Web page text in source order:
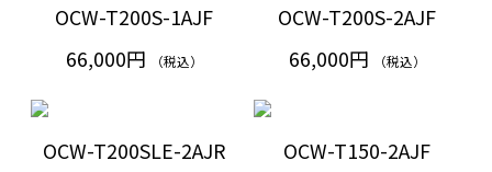
OCW-T200S-1AJF
66,000円
（税込）
OCW-T200S-2AJF
66,000円
（税込）
OCW-T200SLE-2AJR
OCW-T150-2AJF